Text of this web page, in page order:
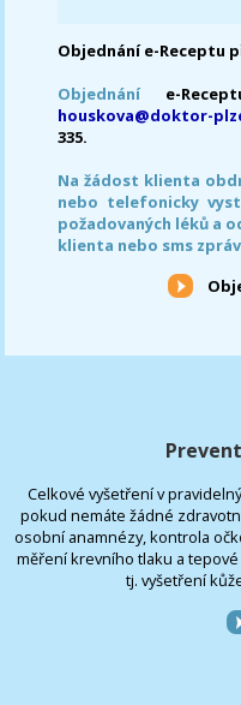
Objednání e-Receptu
Objednání e-
houskova@doktor-
335.
Na žádost klienta
nebo telefonicky
požadovaných léků a
klienta nebo sms
Celkové vyšetření v
pokud nemáte žádné
osobní anamnézy, kontrola
měření krevního tlaku a
tj. vyšetření